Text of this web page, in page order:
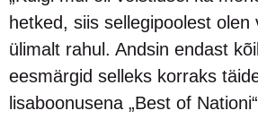
hetked, siis sellegipoolest olen
ülimalt rahul. Andsin endast
eesmärgid selleks korraks
lisaboonusena „Best of